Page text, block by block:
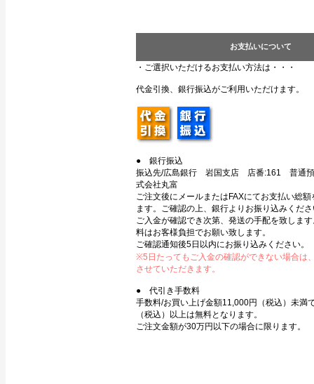
お支払いについて
・ご選択いただけるお支払い方法は・・・
代金引換、銀行振込がご利用いただけます。
● 銀行振込
振込先/広島銀行 岩国支店 店番:161 普通
式会社丸富
ご注文後にメールまたはFAXにてお支払い総
ます。ご確認の上、銀行よりお振り込みくだ
ご入金が確認でき次第、発送の手配を致しま
料はお客様負担でお願い致します。
ご確認通知後5日以内にお振り込みください。
※5日たってもご入金の確認ができない場合は
させていただきます。
● 代引き手数料
手数料/お買い上げ金額11,000円（税込）未満
（税込）以上は無料となります。
ご注文金額が30万円以下の場合に限ります。